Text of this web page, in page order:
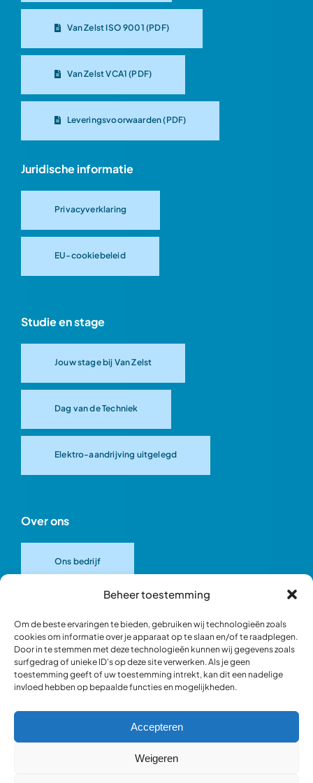
Beheer toestemming
Om de beste ervaringen te bieden, gebruiken wij technologieën zoals
cookies om informatie over je apparaat op te slaan en/of te raadplegen.
Door in te stemmen met deze technologieën kunnen wij gegevens zoals
surfgedrag of unieke ID's op deze site verwerken. Als je geen
toestemming geeft of uw toestemming intrekt, kan dit een nadelige
invloed hebben op bepaalde functies en mogelijkheden.
Accepteren
Weigeren
Van Zelst ISO 9001 (PDF)
Van Zelst VCA1 (PDF)
Leveringsvoorwaarden (PDF)
Juridische informatie
Privacyverklaring
EU-cookiebeleid
Studie en stage
Jouw stage bij Van Zelst
Dag van de Techniek
Elektro-aandrijving uitgelegd
Over ons
Ons bedrijf
Ons team
Blik in de werkplaats